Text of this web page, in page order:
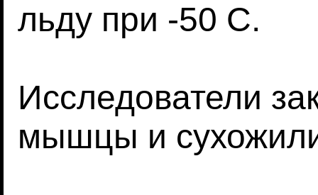
льду при -50 C.
Исследователи
мышцы и